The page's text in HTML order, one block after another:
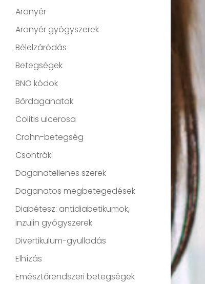
Aranyér
Aranyér gyógyszerek
Bélelzáródás
Betegségek
BNO kódok
Bőrdaganatok
Colitis ulcerosa
Crohn-betegség
Csontrák
Daganatellenes szerek
Daganatos megbetegedések
Diabétesz: antidiabetikumok,
inzulin gyógyszerek
Divertikulum-gyulladás
Elhízás
Emésztőrendszeri betegségek